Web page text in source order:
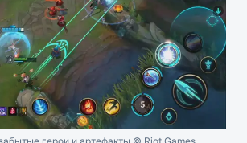
герои и артефакты.© Riot Games